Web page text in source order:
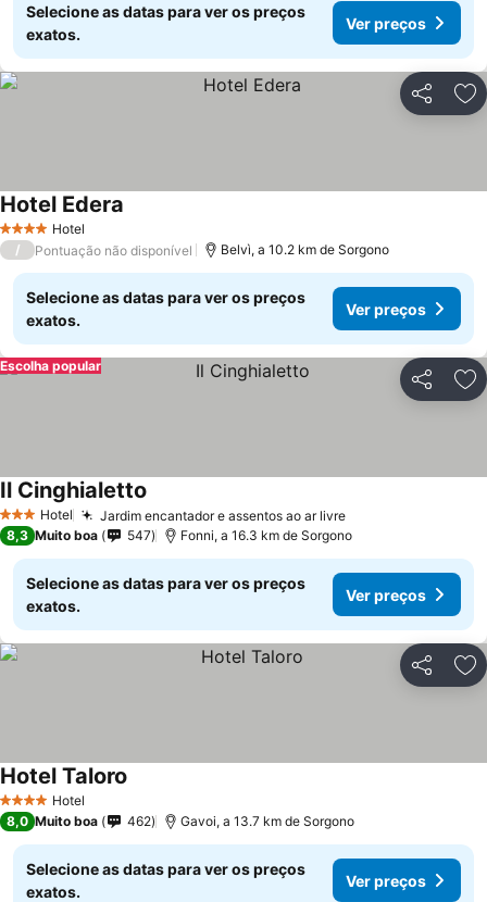
Selecione as datas para ver os preços
exatos.
Ver preços
Partilhar
4 EstrelasHotel
Hotel Edera
/ Pontuação não disponível Belvì, a 10.2 km de Sorgono
Selecione as datas para ver os preços
exatos.
Ver preços
Partilhar
Escolha popular
3 EstrelasHotel Jardim encantador e assentos ao ar livre
Il Cinghialetto
8,3 Muito boa 547 Fonni, a 16.3 km de Sorgono
Selecione as datas para ver os preços
exatos.
Ver preços
Partilhar
4 EstrelasHotel
Hotel Taloro
8,0 Muito boa 462 Gavoi, a 13.7 km de Sorgono
Selecione as datas para ver os preços
exatos.
Ver preços